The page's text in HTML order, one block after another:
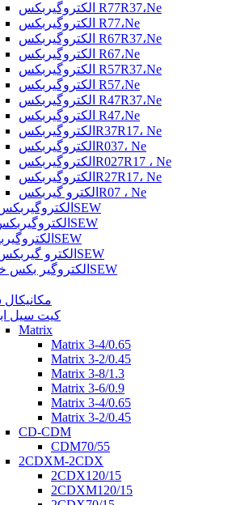
الکتروگیربکس R77R37،Ne
الکتروگیربکس R77،Ne
الکتروگیربکس R67R37،Ne
الکتروگیربکس R67،Ne
الکتروگیربکس R57R37،Ne
الکتروگیربکس R57،Ne
الکتروگیربکس R47R37،Ne
الکتروگیربکس R47،Ne
الکتروگیربکسR37R17، Ne
الکتروگیربکسR037، Ne
الکتروگیربکسR027R17 ، Ne
الکتروگیربکسR27R17، Ne
الکترو گیربکسR07 ، Ne
الکتروگیربکس حلزونیSEW
الکتروگیربکس صنعتیSEW
الکتروگیربکس آویزSEW
الکترو گیربکس کرانویلSEW
الکتروگیر بکس خورشیدیSEW
مکانیکال
کیت سیل
Matrix
Matrix 3-4/0.65
Matrix 3-2/0.45
Matrix 3-8/1.3
Matrix 3-6/0.9
Matrix 3-4/0.65
Matrix 3-2/0.45
CD-CDM
CDM70/55
2CDXM-2CDX
2CDX120/15
2CDXM120/15